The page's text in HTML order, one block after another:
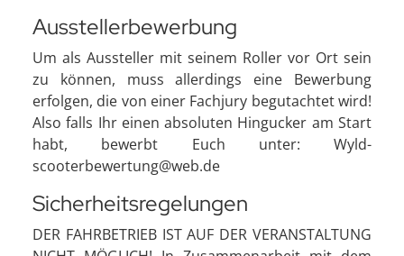
Ausstellerbewerbung
Um als Aussteller mit seinem Roller vor Ort sein
zu können, muss allerdings eine Bewerbung
erfolgen, die von einer Fachjury begutachtet wird!
Also falls Ihr einen absoluten Hingucker am Start
habt, bewerbt Euch unter: Wyld-
scooterbewertung@web.de
Sicherheitsregelungen
DER FAHRBETRIEB IST AUF DER VERANSTALTUNG